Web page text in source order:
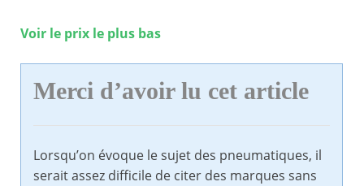
Voir le prix le plus bas
Merci d’avoir lu cet article
Lorsqu’on évoque le sujet des pneumatiques, il
serait assez difficile de citer des marques sans